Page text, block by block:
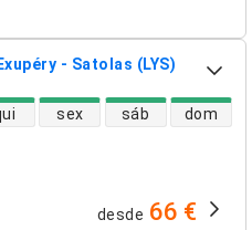
- Satolas (LYS)
sex sáb dom
desde 66 €